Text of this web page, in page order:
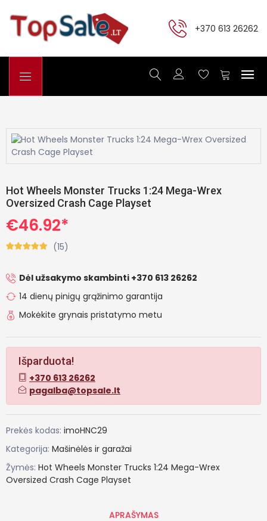
+370 613 26262
Hot Wheels Monster Trucks 1:24 Mega-Wrex
Oversized Crash Cage Playset
€46.92*
(15)
Dėl užsakymo skambinti +370 613 26262
14 dienų pinigų grąžinimo garantija
Mokėkite grynais pristatymo metu
Išparduota!
+370 613 26262
pagalba@topsale.lt
Prekės kodas: imoHNC29
Kategorija: Mašinėlės ir garažai
Žymės: Hot Wheels Monster Trucks 1:24 Mega-Wrex
Oversized Crash Cage Playset
APRAŠYMAS